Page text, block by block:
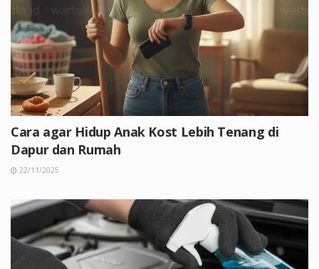
Cara agar Hidup Anak Kost Lebih Tenang di
Dapur dan Rumah
22/11/2025